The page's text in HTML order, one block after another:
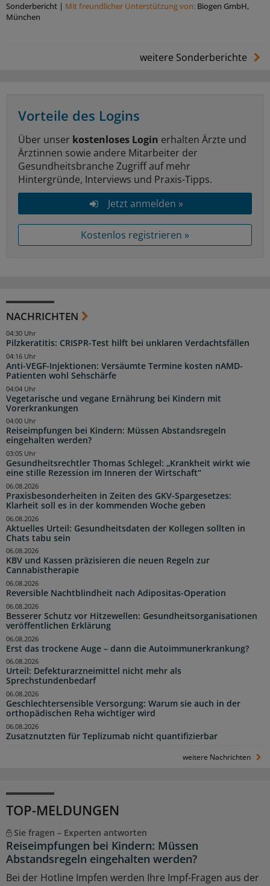
Sonderbericht | Mit freundlicher Unterstützung von: Biogen GmbH,
München
weitere Sonderberichte
Vorteile des Logins
Über unser kostenloses Login erhalten Ärzte und
Ärztinnen sowie andere Mitarbeiter der
Gesundheitsbranche Zugriff auf mehr
Hintergründe, Interviews und Praxis-Tipps.
Jetzt anmelden »
Kostenlos registrieren »
NACHRICHTEN
Pilzkeratitis: CRISPR-Test hilft bei unklaren Verdachtsfällen
04:30 Uhr
Anti-VEGF-Injektionen: Versäumte Termine kosten nAMD-
Patienten wohl Sehschärfe
04:16 Uhr
Vegetarische und vegane Ernährung bei Kindern mit
Vorerkrankungen
04:04 Uhr
Reiseimpfungen bei Kindern: Müssen Abstandsregeln
eingehalten werden?
04:00 Uhr
Gesundheitsrechtler Thomas Schlegel: „Krankheit wirkt wie
eine stille Rezession im Inneren der Wirtschaft“
03:05 Uhr
Praxisbesonderheiten in Zeiten des GKV-Spargesetzes:
Klarheit soll es in der kommenden Woche geben
06.08.2026
Aktuelles Urteil: Gesundheitsdaten der Kollegen sollten in
Chats tabu sein
06.08.2026
KBV und Kassen präzisieren die neuen Regeln zur
Cannabistherapie
06.08.2026
Reversible Nachtblindheit nach Adipositas-Operation
06.08.2026
Besserer Schutz vor Hitzewellen: Gesundheitsorganisationen
veröffentlichen Erklärung
06.08.2026
Erst das trockene Auge – dann die Autoimmunerkrankung?
06.08.2026
Urteil: Defekturarzneimittel nicht mehr als
Sprechstundenbedarf
06.08.2026
Geschlechtersensible Versorgung: Warum sie auch in der
orthopädischen Reha wichtiger wird
06.08.2026
Zusatznutzten für Teplizumab nicht quantifizierbar
06.08.2026
weitere Nachrichten
TOP-MELDUNGEN
Sie fragen – Experten antworten
Reiseimpfungen bei Kindern: Müssen
Abstandsregeln eingehalten werden?
Bei der Hotline Impfen werden Ihre Impf-Fragen aus der